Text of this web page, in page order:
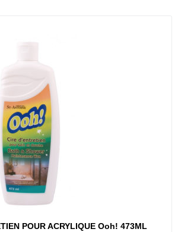
POUR ACRYLIQUE Ooh! 473ML